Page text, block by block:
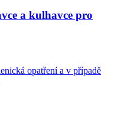
a kulhavce pro
opatření a v případě